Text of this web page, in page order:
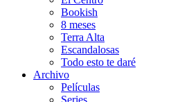
Bookish
8 meses
Terra Alta
Escandalosas
Todo esto te daré
Archivo
Películas